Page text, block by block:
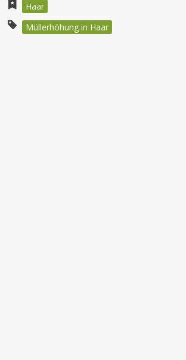
Haar
Müllerhöhung in Haar